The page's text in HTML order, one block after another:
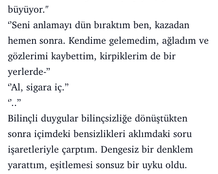
büyüyor."
‘’Seni anlamayı dün bıraktım ben, kazadan
hemen sonra. Kendime gelemedim, ağladım ve
gözlerimi kaybettim, kirpiklerim de bir
yerlerde-’’
‘’Al, sigara iç.’’
‘’..’’
Bilinçli duygular bilinçsizliğe dönüştükten
sonra içimdeki bensizlikleri aklımdaki soru
işaretleriyle çarptım. Dengesiz bir denklem
yarattım, eşitlemesi sonsuz bir uyku oldu.